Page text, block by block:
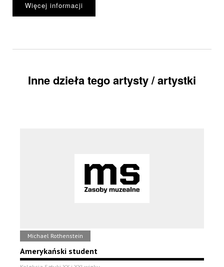
Więcej informacji
Inne dzieła tego artysty / artystki
Michael Rothenstein
Amerykański student